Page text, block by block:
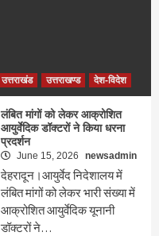
उत्तराखंड उत्तराखण्ड देश-विदेश
लंबित मांगों को लेकर आक्रोशित
आयुर्वेदिक डॉक्टरों ने किया धरना
प्रदर्शन
June 15, 2026 newsadmin
देहरादून।आयुर्वेद निदेशालय में
लंबित मांगों को लेकर भारी संख्या में
आक्रोशित आयुर्वेदिक यूनानी
डॉक्टरों ने…